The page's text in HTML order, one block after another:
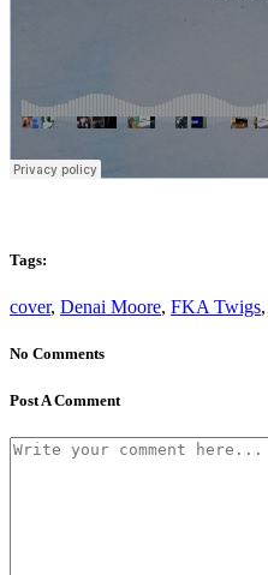
Tags:
cover, Denai Moore, FKA Twigs,
No Comments
Post A Comment